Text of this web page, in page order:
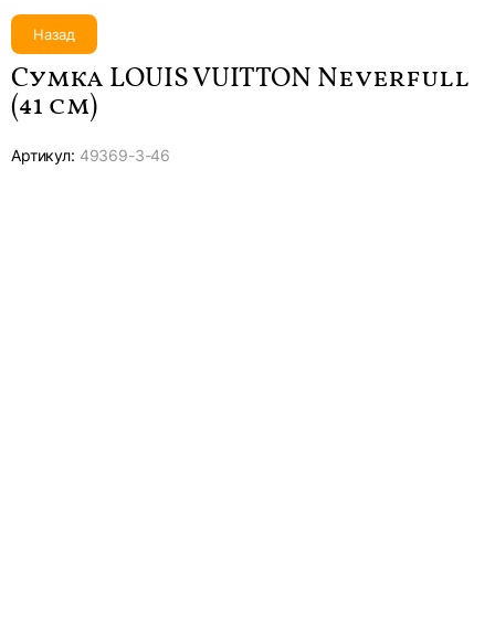
Назад
Сумка LOUIS VUITTON Neverfull
(41 см)
Артикул: 49369-3-46